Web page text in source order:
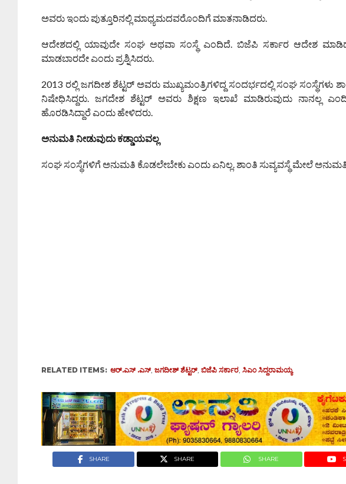
ಅವರು ಇಂದು ಪುತ್ತೂರಿನಲ್ಲಿ ಮಾಧ್ಯಮದವರೊಂದಿಗೆ ಮಾತನಾಡಿದರು.
ಆದೇಶದಲ್ಲಿ ಯಾವುದೇ ಸಂಘ ಅಥವಾ ಸಂಸ್ಥೆ ಎಂದಿದೆ. ಬಿಜೆಪಿ ಸರ್ಕಾರ ಆದೇಶ
ಮಾಡಬಾರದೇ ಎಂದು ಪ್ರಶ್ನಿಸಿದರು.
2013 ರಲ್ಲಿ ಜಗದೀಶ ಶೆಟ್ಟರ್ ಅವರು ಮುಖ್ಯಮಂತ್ರಿಗಳಿದ್ದ ಸಂದರ್ಭದಲ್ಲಿ ಸಂಘ ಸಂಸ್ಥೆಗಳು
ನಿಷೇಧಿಸಿದ್ದರು. ಜಗದೇಶ ಶೆಟ್ಟರ್ ಅವರು ಶಿಕ್ಷಣ ಇಲಾಖೆ ಮಾಡಿರುವುದು ನಾನಲ್ಲ
ಹೊರಡಿಸಿದ್ದಾರೆ ಎಂದು ಹೇಳಿದರು.
ಅನುಮತಿ ನೀಡುವುದು ಕಡ್ಡಾಯವಲ್ಲ
ಸಂಘ ಸಂಸ್ಥೆಗಳಿಗೆ ಅನುಮತಿ ಕೊಡಲೇಬೇಕು ಎಂದು ಏನಿಲ್ಲ. ಶಾಂತಿ ಸುವ್ಯವಸ್ಥೆ ಮೇಲೆ
RELATED ITEMS: ಆರ್.ಎಸ್ .ಎಸ್,ಜಗದೀಶ್ ಶೆಟ್ಟರ್,ಬಿಜೆಪಿ ಸರ್ಕಾರ,ಸಿಎಂ ಸಿದ್ದರಾಮಯ್ಯ
SHARE SHARE SHARE